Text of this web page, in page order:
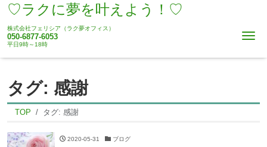
♡ラクに夢を叶えよう！♡
株式会社フェリシア（ラク夢オフィス）
050-6877-6053
平日9時～18時
タグ: 感謝
TOP タグ: 感謝
2020-05-31 ブログ